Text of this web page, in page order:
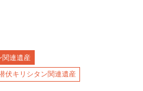
関連遺産
伏キリシタン関連遺産